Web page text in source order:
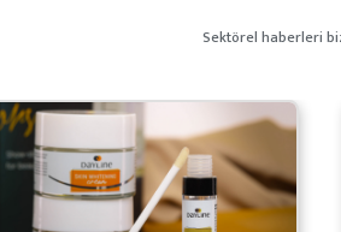
Sektörel haberleri